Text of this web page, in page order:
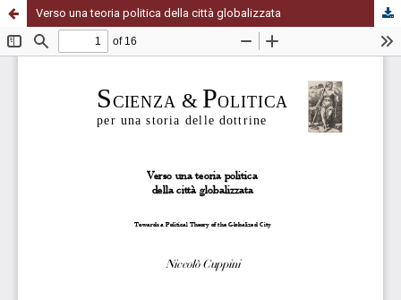
Verso una teoria politica della città globalizzata